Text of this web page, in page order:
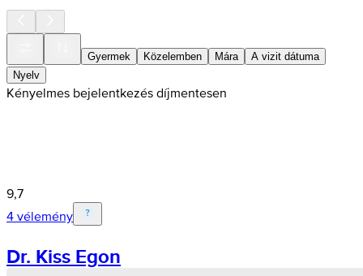
Gyermek Közelemben Mára
A vizit dátuma
Nyelv
Kényelmes bejelentkezés díjmentesen
9,7
4 vélemény
Dr. Kiss Egon